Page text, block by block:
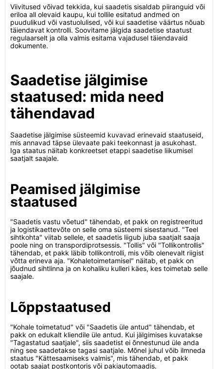
Viivitused võivad tekkida, kui saadetis sisaldab piiranguid või
eriloa all olevaid kaupu, kui tollile esitatud andmed on
puudulikud või vastuolulised, või kui saadetise väärtus nõuab
täiendavat kontrolli. Soovitame jälgida saadetise staatust
regulaarselt ja olla valmis esitama vajadusel täiendavaid
dokumente.
Saadetise jälgimise
staatused: mida need
tähendavad
Saadetise jälgimise süsteemid kuvavad erinevaid staatuseid,
mis annavad täpse ülevaate paki teekonnast ja asukohast.
Iga staatus näitab konkreetset etappi saadetise liikumisel
saatjalt saajale.
Peamised jälgimise
staatused
"Saadetis vastu võetud" tähendab, et pakk on registreeritud
ja logistikaettevõte on selle oma süsteemi sisestanud. "Teel
sihtkohta" viitab sellele, et saadetis liigub juba saatjalt saaja
poole ning on transpordiprotsessis. "Tollis" või "Tollikontrollis"
tähendab, et pakk läbib tollikontrolli, mis võib olenevalt riigist
võtta erineva aja. "Kohaletoimetamisel" näitab, et pakk on
jõudnud sihtlinna ja on kohaliku kulleri käes, kes toimetab selle
saajale.
Lõppstaatused
"Kohale toimetatud" või "Saadetis üle antud" tähendab, et
pakk on edukalt kliendile üle antud. Kui jälgimises kuvatakse
"Tagastatud saatjale", siis saadetist ei õnnestunud üle anda
ning see saadetakse tagasi saatjale. Mõnel juhul võib ilmneda
staatus "Kättesaamiseks valmis", mis tähendab, et pakk
ootab saajat postkontoris või pakiautomaadis.